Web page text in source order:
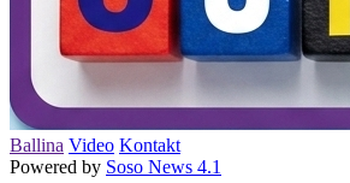
Ballina Video Kontakt
Powered by Soso News 4.1